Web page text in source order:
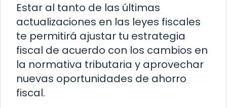
Estar al tanto de las últimas
actualizaciones en las leyes fiscales
te permitirá ajustar tu estrategia
fiscal de acuerdo con los cambios en
la normativa tributaria y aprovechar
nuevas oportunidades de ahorro
fiscal.